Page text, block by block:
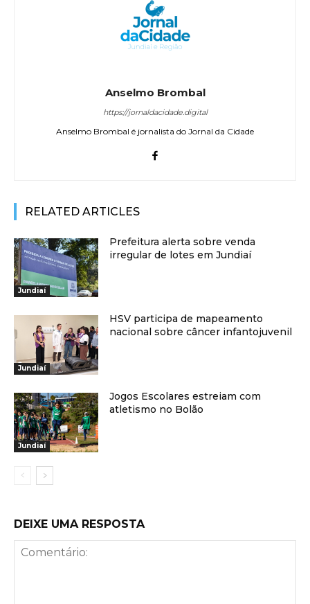
Anselmo Brombal
https://jornaldacidade.digital
Anselmo Brombal é jornalista do Jornal da Cidade
RELATED ARTICLES
Jundiaí
Prefeitura alerta sobre venda
irregular de lotes em Jundiaí
Jundiaí
HSV participa de mapeamento
nacional sobre câncer infantojuvenil
Jundiaí
Jogos Escolares estreiam com
atletismo no Bolão
DEIXE UMA RESPOSTA